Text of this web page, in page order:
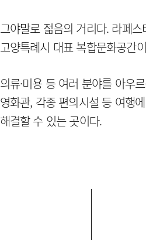
그야말로 젊음의 거리다. 라페
고양특례시 대표 복합문화공간
의류·미용 등 여러 분야를 아우
영화관, 각종 편의시설 등 여행
해결할 수 있는 곳이다.